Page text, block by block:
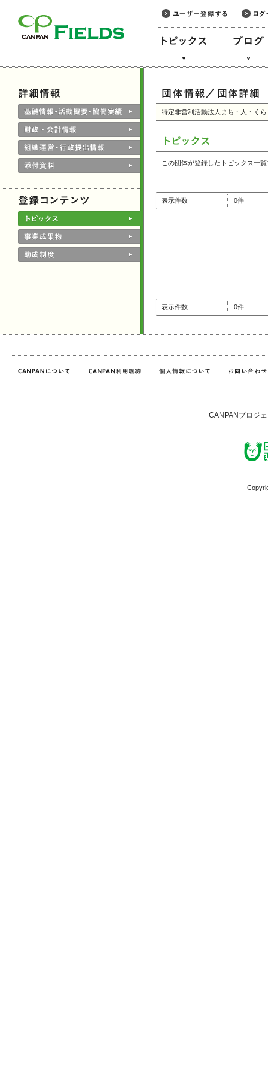
特定非営利活動法人まち・人・く
この団体が登録したトピックス一
表示件数 0件
表示件数 0件
CANPANプロジ